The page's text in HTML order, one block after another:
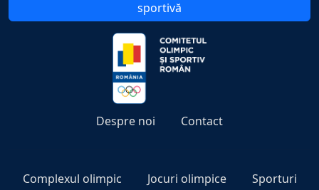
sportivă
Despre noi Contact
Complexul olimpic Jocuri olimpice Sporturi